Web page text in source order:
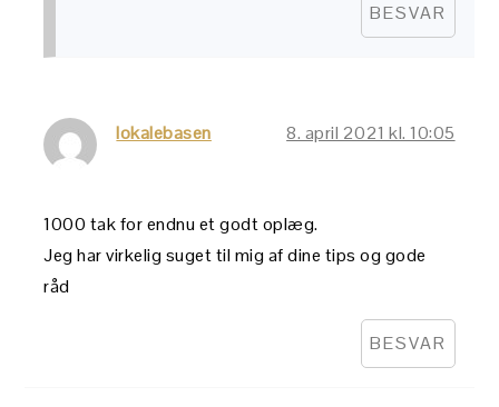
BESVAR
lokalebasen 8. april 2021 kl. 10:05
1000 tak for endnu et godt oplæg.
Jeg har virkelig suget til mig af dine tips og gode
råd
BESVAR